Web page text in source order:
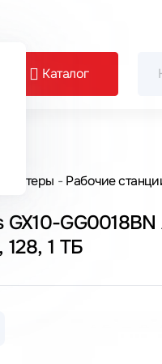
Каталог
Рабочие
GX10-
1 ТБ